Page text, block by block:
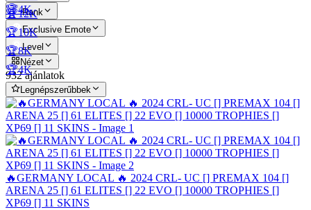
🏆4K
🏆12K
🏆10K
🏆8K
🏆4K
Rank
Exclusive Emote
Level
Nézet
932 ajánlatok
Legnépszerűbbek
🔥GERMANY LOCAL 🔥 2024 CRL- UC [] PREMAX 104 []
ARENA 25 [] 61 ELITES [] 22 EVO [] 10000 TROPHIES []
XP69 [] 11 SKINS